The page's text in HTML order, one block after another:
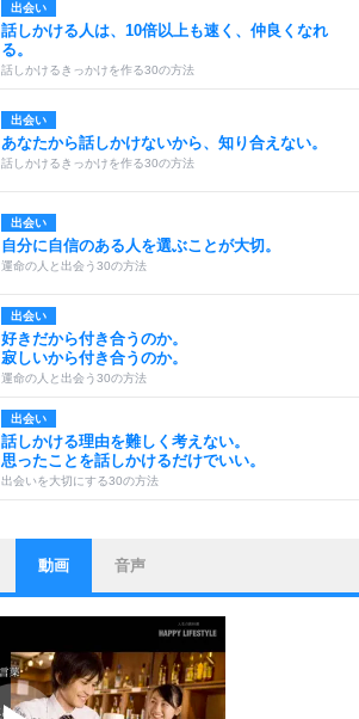
出会い
話しかける人は、10倍以上も速く、仲良くなれ
る。
話しかけるきっかけを作る30の方法
出会い
あなたから話しかけないから、知り合えない。
話しかけるきっかけを作る30の方法
出会い
自分に自信のある人を選ぶことが大切。
運命の人と出会う30の方法
出会い
好きだから付き合うのか。
寂しいから付き合うのか。
運命の人と出会う30の方法
出会い
話しかける理由を難しく考えない。
思ったことを話しかけるだけでいい。
出会いを大切にする30の方法
ストレス対策
他人と比べない。
いっそのこと、他人を見ない。
いらいらしない人になる30の方法
プラス思考
ポジティブになれない原因は、行動しないから。
動画 音声